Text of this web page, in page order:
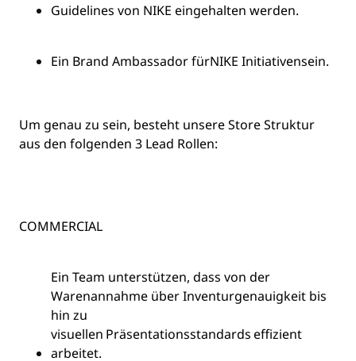
Guidelines von NIKE eingehalten werden.
Ein Brand Ambassador fürNIKE Initiativensein.
Um genau zu sein, besteht unsere Store Struktur
aus den folgenden 3 Lead Rollen:
COMMERCIAL
Ein Team unterstützen, dass von der
Warenannahme über Inventurgenauigkeit bis
hin zu
visuellen Präsentationsstandards effizient
arbeitet.